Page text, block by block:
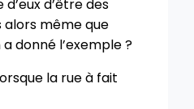
d’être des
même que
donné l’exemple ?
la rue à fait